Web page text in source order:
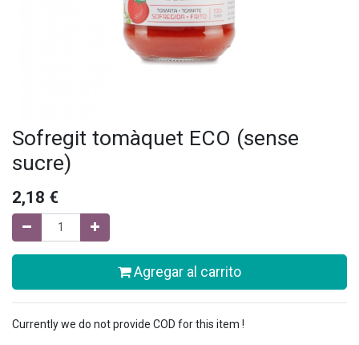
Sofregit tomàquet ECO (sense
sucre)
2,18 €
Agregar al carrito
Currently we do not provide COD for this item !